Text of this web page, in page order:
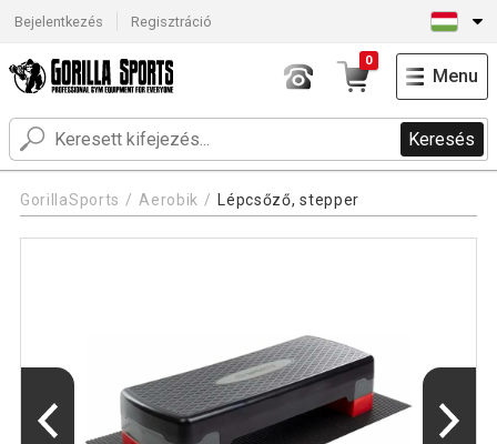
Bejelentkezés Regisztráció
Keresés
0
Menu
GorillaSports Aerobik Lépcsőző, stepper